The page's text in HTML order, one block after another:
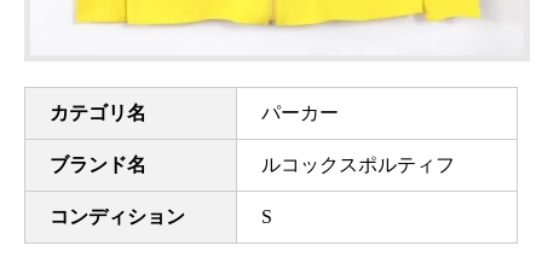
カテゴリ名 パーカー
ブランド名 ルコックスポルティフ
コンディション S